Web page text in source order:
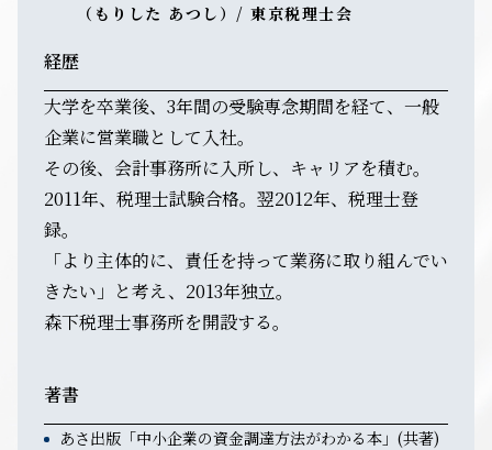
（もりした あつし）/ 東京税理士会
経歴
大学を卒業後、3年間の受験専念期間を経て、一般
企業に営業職として入社。
その後、会計事務所に入所し、キャリアを積む。
2011年、税理士試験合格。翌2012年、税理士登
録。
「より主体的に、責任を持って業務に取り組んでい
きたい」と考え、2013年独立。
森下税理士事務所を開設する。
著書
あさ出版「中小企業の資金調達方法がわかる本」(共著)